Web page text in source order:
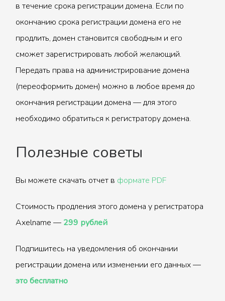
в течение срока регистрации домена. Если по
окончанию срока регистрации домена его не
продлить, домен становится свободным и его
сможет зарегистрировать любой желающий.
Передать права на администрирование домена
(переоформить домен) можно в любое время до
окончания регистрации домена — для этого
необходимо обратиться к регистратору домена.
Полезные советы
Вы можете скачать отчет в формате PDF
Стоимость продления этого домена у регистратора
Axelname — 299 рублей
Подпишитесь на уведомления об окончании
регистрации домена или изменении его данных —
это бесплатно